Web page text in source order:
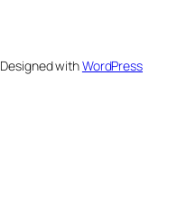
Designed withWordPress